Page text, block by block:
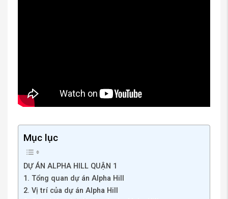
Mục lục
DỰ ÁN ALPHA HILL QUẬN 1
1. Tổng quan dự án Alpha Hill
2. Vị trí của dự án Alpha Hill